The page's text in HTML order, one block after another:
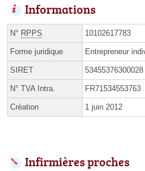
Informations
N° RPPS 10102617783
Forme juridique Entrepreneur
SIRET 53455376300028
N° TVA Intra. FR71534553763
Création 1 juin 2012
Infirmières proches